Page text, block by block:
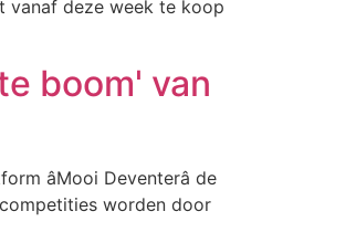
vanaf deze week te koop
boom' van
âMooi Deventerâ de
competities worden door